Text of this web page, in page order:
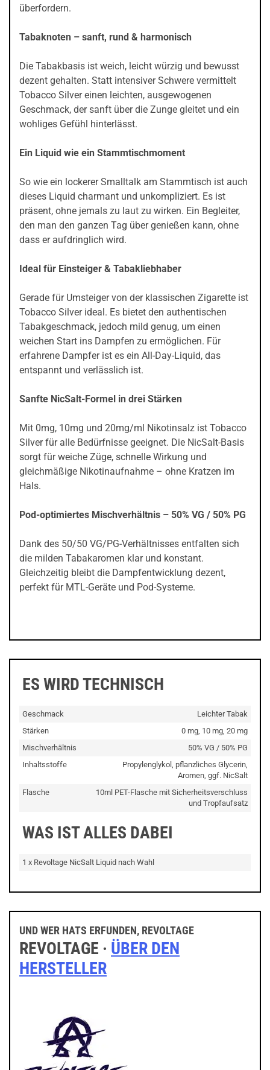
überfordern.
Tabaknoten – sanft, rund & harmonisch
Die Tabakbasis ist weich, leicht würzig und bewusst
dezent gehalten. Statt intensiver Schwere vermittelt
Tobacco Silver einen leichten, ausgewogenen
Geschmack, der sanft über die Zunge gleitet und ein
wohliges Gefühl hinterlässt.
Ein Liquid wie ein Stammtischmoment
So wie ein lockerer Smalltalk am Stammtisch ist auch
dieses Liquid charmant und unkompliziert. Es ist
präsent, ohne jemals zu laut zu wirken. Ein Begleiter,
den man den ganzen Tag über genießen kann, ohne
dass er aufdringlich wird.
Ideal für Einsteiger & Tabakliebhaber
Gerade für Umsteiger von der klassischen Zigarette ist
Tobacco Silver ideal. Es bietet den authentischen
Tabakgeschmack, jedoch mild genug, um einen
weichen Start ins Dampfen zu ermöglichen. Für
erfahrene Dampfer ist es ein All-Day-Liquid, das
entspannt und verlässlich ist.
Sanfte NicSalt-Formel in drei Stärken
Mit 0mg, 10mg und 20mg/ml Nikotinsalz ist Tobacco
Silver für alle Bedürfnisse geeignet. Die NicSalt-Basis
sorgt für weiche Züge, schnelle Wirkung und
gleichmäßige Nikotinaufnahme – ohne Kratzen im
Hals.
Pod-optimiertes Mischverhältnis – 50% VG / 50% PG
Dank des 50/50 VG/PG-Verhältnisses entfalten sich
die milden Tabakaromen klar und konstant.
Gleichzeitig bleibt die Dampfentwicklung dezent,
perfekt für MTL-Geräte und Pod-Systeme.
ES WIRD TECHNISCH
Geschmack
Leichter Tabak
Stärken
0 mg, 10 mg, 20 mg
Mischverhältnis
50% VG / 50% PG
Inhaltsstoffe
Propylenglykol, pflanzliches Glycerin,
Aromen, ggf. NicSalt
Flasche
10ml PET-Flasche mit Sicherheitsverschluss
und Tropfaufsatz
WAS IST ALLES DABEI
1 x Revoltage NicSalt Liquid nach Wahl
UND WER HATS ERFUNDEN, REVOLTAGE
REVOLTAGE · ÜBER DEN
HERSTELLER